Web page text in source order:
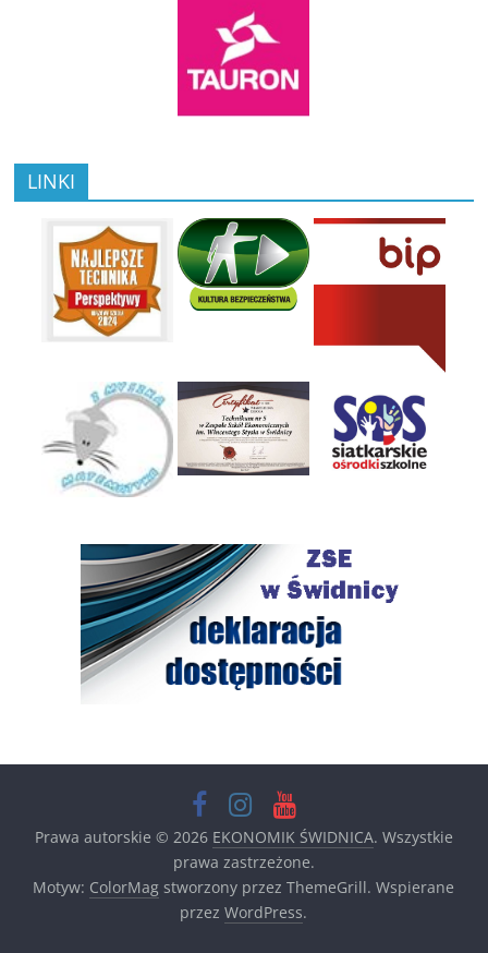
LINKI
Prawa autorskie © 2026 EKONOMIK ŚWIDNICA. Wszystkie
prawa zastrzeżone.
Motyw: ColorMag stworzony przez ThemeGrill. Wspierane
przezWordPress.